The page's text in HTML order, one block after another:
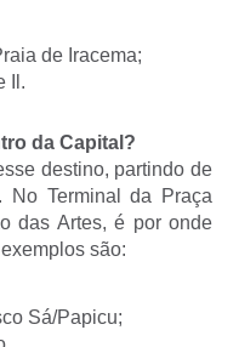
de Iracema;
Il.
da Capital?
destino, partindo de
No Terminal da Praça
das Artes, é por onde
são:
Sá/Papicu;